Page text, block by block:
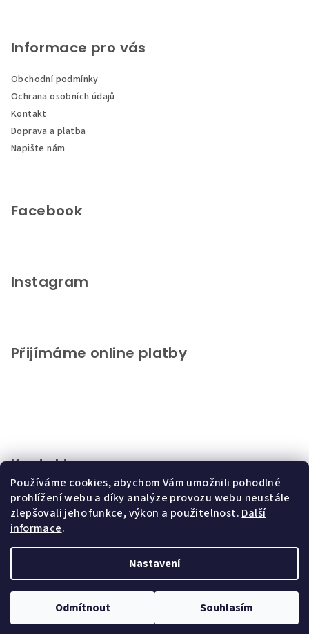
Používáme cookies, abychom Vám umožnili pohodlné
prohlížení webu a díky analýze provozu webu neustále
zlepšovali jeho funkce, výkon a použitelnost. Další
informace.
Nastavení
Odmítnout Souhlasím
Informace pro vás
Obchodní podmínky
Ochrana osobních údajů
Kontakt
Doprava a platba
Napište nám
Facebook
Instagram
Přijímáme online platby
Kontakt
info@chupeto.cz
+420721816046
nastavení cookies
Vytvořil Shoptet